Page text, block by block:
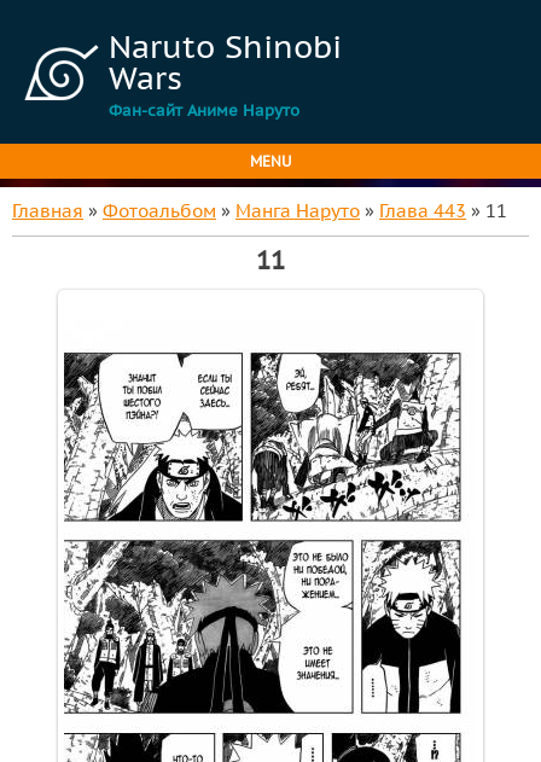
Naruto Shinobi
Wars
Фан-сайт Аниме Наруто
MENU
Главная » Фотоальбом » Манга Наруто » Глава 443 » 11
11